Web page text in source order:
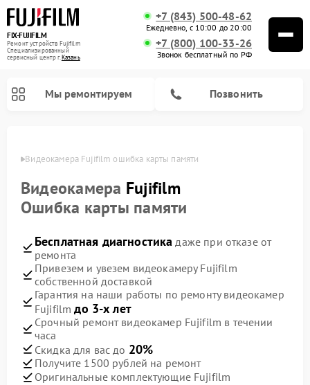
FIX-FUJIFILM
Ремонт устройств Fujifilm
Специализированный
cервисный центр г.Казань
+7 (843) 500-48-62
Ежедневно, с 10:00 до 20:00
+7 (800) 100-33-26
Звонок бесплатный по РФ
Мы ремонтируем Позвонить
Видеокамера Fujifilm ошибка карты памяти
Видеокамера Fujifilm
Ошибка карты памяти
Бесплатная диагностика даже при отказе от
ремонта
Привезем и увезем видеокамеру Fujifilm
собственной доставкой
Гарантия на наши работы по ремонту видеокамер
Fujifilmдо 3-х лет
Срочный ремонт видеокамер Fujifilm в течении
часа
Скидка для вас до 20%
Получите 1500 рублей на ремонт
Оригинальные комплектующие Fujifilm